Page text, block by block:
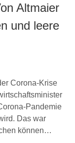
Altmaier
und leere
Corona-Krise
Pandemie
Das war
können…